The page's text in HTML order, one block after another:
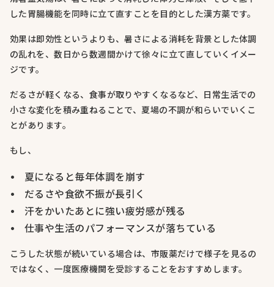
した胃腸機能を同時に立て直すことを目的とした漢方薬です。
効果は即効性というよりも、暑さによる消耗を背景とした体調
の乱れを、数日から数週間かけて徐々に立て直していくイメー
ジです。
だるさが軽くなる、食事が取りやすくなるなど、日常生活での
小さな変化を積み重ねることで、夏場の不調が和らいでいくこ
とがあります。
もし、
夏になると毎年体調を崩す
だるさや食欲不振が長引く
汗をかいたあとに強い疲労感が残る
仕事や生活のパフォーマンスが落ちている
こうした状態が続いている場合は、市販薬だけで様子を見るの
ではなく、一度医療機関を受診することをおすすめします。